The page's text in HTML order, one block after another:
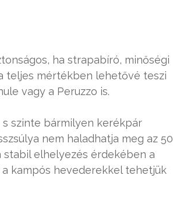
ha strapabíró, minőségi
teljes mértékben lehetővé teszi
vagy a Peruzzo is.
s szinte bármilyen kerékpár
nem haladhatja meg az 50
stabil elhelyezés érdekében a
kampós hevederekkel tehetjük